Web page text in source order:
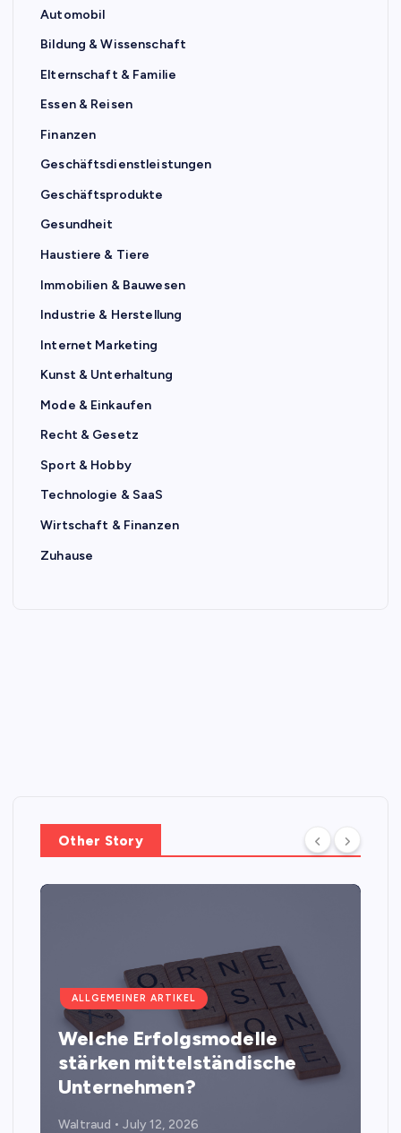
Automobil
Bildung & Wissenschaft
Elternschaft & Familie
Essen & Reisen
Finanzen
Geschäftsdienstleistungen
Geschäftsprodukte
Gesundheit
Haustiere & Tiere
Immobilien & Bauwesen
Industrie & Herstellung
Internet Marketing
Kunst & Unterhaltung
Mode & Einkaufen
Recht & Gesetz
Sport & Hobby
Technologie & SaaS
Wirtschaft & Finanzen
Zuhause
Other Story
ALLGEMEINER ARTIKEL
Welche Erfolgsmodelle
stärken mittelständische
Unternehmen?
Waltraud July 12, 2026